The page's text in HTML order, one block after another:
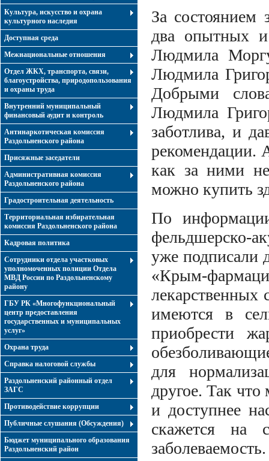
Культура, искусство и охрана
культурного наследия
Доступная среда
Межнациональные отношения
Отдел ЖКХ, транспорта, связи,
благоустройства, природопользования
и охраны труда
Внутренний муниципальный
финансовый аудит и контроль
Антинаркотическая комиссия
Раздольненского района
Присяжные заседатели
Административная комиссия
Раздольненского района
Градостроительная деятельность
Территориальная избирательная
комиссия Раздольненского района
Кадровая политика
Сотрудники отдела участковых
уполномоченных полиции Отдела
МВД России по Раздольненскому
району
ГБУ РК «Многофункциональный
центр предоставления
государственных и муниципальных
услуг»
Охрана труда
Справка налоговой службы
Раздольненский районный отдел
ЗАГС
Противодействие коррупции
Публичные слушания (Обсуждения)
Бюджет муниципального образования
Раздольненский район
За состоянием
два опытных
Людмила
Людмила
Добрыми
Людмила
заботлива, и
рекомендации.
как за ними
можно купить
По
фельдшерско-
уже подписали
«Крым-
лекарственных
имеются в
приобрести
для
другое. Так
и доступнее
скажется на
заболеваемость.